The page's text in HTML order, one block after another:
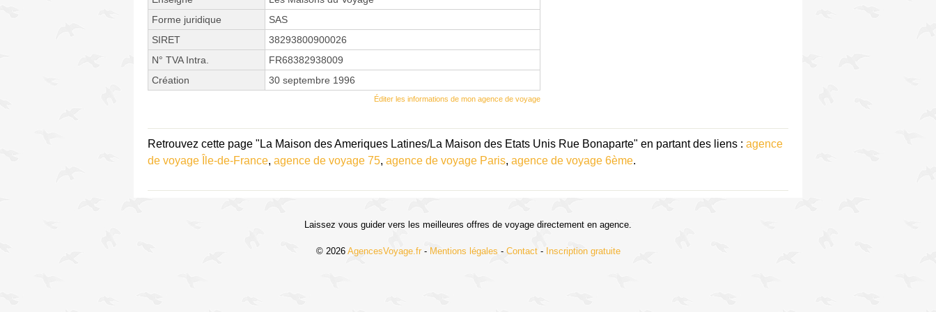
Forme juridique
SAS
SIRET
38293800900026
N° TVA Intra.
FR68382938009
Création
30 septembre 1996
Éditer les informations de mon agence de voyage
Retrouvez cette page "La Maison des Ameriques Latines/La Maison des Etats Unis Rue Bonaparte" en partant des liens : agence
de voyage Île-de-France, agence de voyage 75, agence de voyage Paris, agence de voyage 6ème.
Laissez vous guider vers les meilleures offres de voyage directement en agence.
© 2026 AgencesVoyage.fr - Mentions légales - Contact- Inscription gratuite